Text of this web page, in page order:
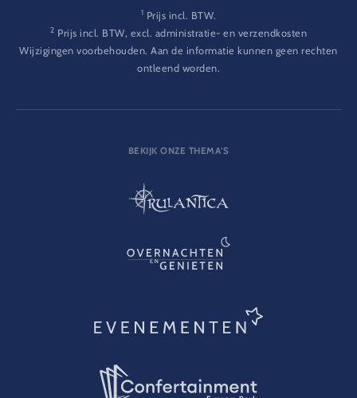
1 Prijs incl. BTW.
2 Prijs incl. BTW, excl. administratie- en verzendkosten
Wijzigingen voorbehouden. Aan de informatie kunnen geen rechten
ontleend worden.
BEKIJK ONZE THEMA'S